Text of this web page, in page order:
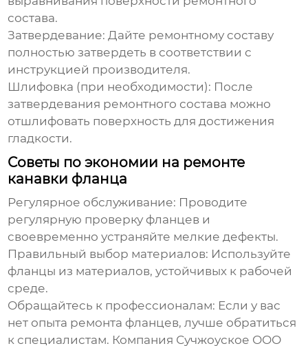
состава.
Затвердевание: Дайте ремонтному составу
полностью затвердеть в соответствии с
инструкцией производителя.
Шлифовка (при необходимости): После
затвердевания ремонтного состава можно
отшлифовать поверхность для достижения
гладкости.
Советы по экономии на ремонте
канавки фланца
Регулярное обслуживание: Проводите
регулярную проверку фланцев и
своевременно устраняйте мелкие дефекты.
Правильный выбор материалов: Используйте
фланцы из материалов, устойчивых к рабочей
среде.
Обращайтесь к профессионалам: Если у вас
нет опыта ремонта фланцев, лучше обратиться
к специалистам. Компания Сучжоуское ООО